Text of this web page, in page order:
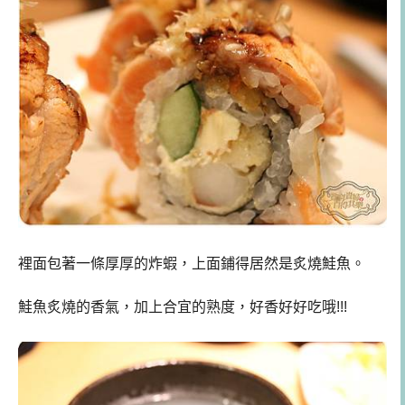
裡面包著一條厚厚的炸蝦，上面鋪得居然是炙燒鮭魚。
鮭魚炙燒的香氣，加上合宜的熟度，好香好好吃哦!!!